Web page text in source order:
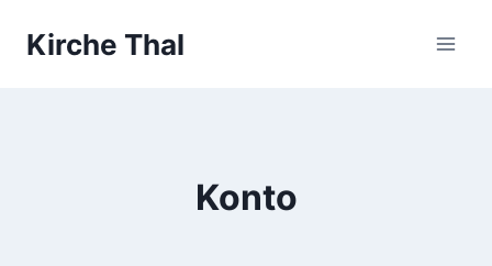
InhaltKirche Thal
Konto